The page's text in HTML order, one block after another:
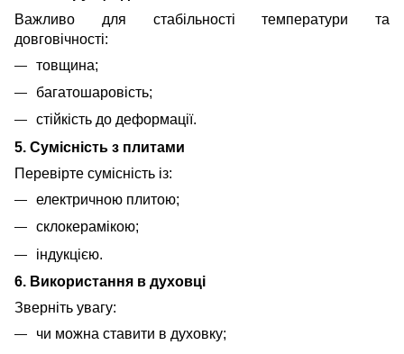
Важливо для стабільності температури та
довговічності:
товщина;
багатошаровість;
стійкість до деформації.
5. Сумісність з плитами
Перевірте сумісність із:
електричною плитою;
склокерамікою;
індукцією.
6. Використання в духовці
Зверніть увагу:
чи можна ставити в духовку;